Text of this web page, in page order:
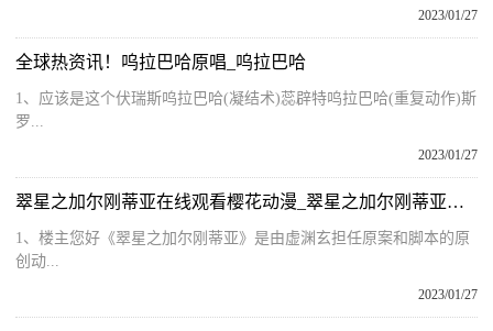
2023/01/27
全球热资讯！呜拉巴哈原唱_呜拉巴哈
1、应该是这个伏瑞斯呜拉巴哈(凝结术)蕊辟特呜拉巴哈(重复动作)斯
罗...
2023/01/27
翠星之加尔刚蒂亚在线观看樱花动漫_翠星之加尔刚蒂亚漫画
1、楼主您好《翠星之加尔刚蒂亚》是由虚渊玄担任原案和脚本的原
创动...
2023/01/27